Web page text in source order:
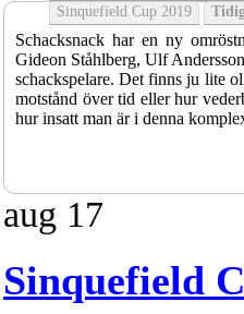
Sinquefield Cup 2019
Schacksnack har en ny
Gideon Ståhlberg, Ulf
schackspelare. Det finns ju lite
motstånd över tid eller hur
hur insatt man är i denna
aug 17
Sinquefield